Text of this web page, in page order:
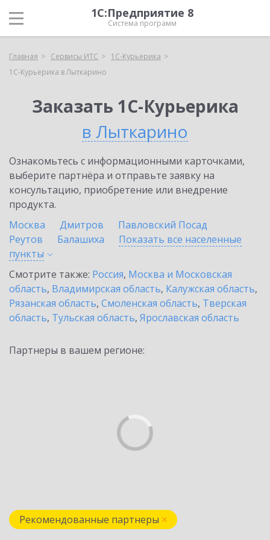
1С:Предприятие 8
Система программ
Главная Сервисы ИТС
1С-Курьерика
1С-Курьерика в Лыткарино
Заказать 1С-Курьерика
в Лыткарино
Ознакомьтесь с информационными карточками,
выберите партнёра и отправьте заявку на
консультацию, приобретение или внедрение
продукта.
Москва
Дмитров
Павловский Посад
Реутов
Балашиха
Показать все населенные
пункты
Смотрите также: Россия, Москва и Московская
область, Владимирская область, Калужская область,
Рязанская область, Смоленская область, Тверская
область, Тульская область, Ярославская область
Партнеры в вашем регионе:
Рекомендованные партнеры